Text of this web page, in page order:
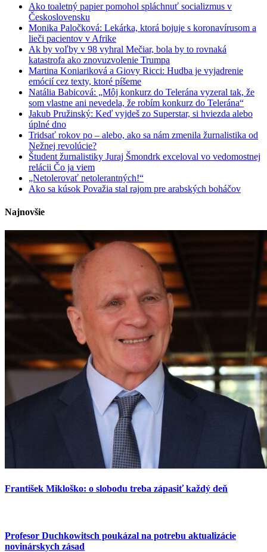
Ako toaletný papier pomohol spláchnuť socializmus v
Československu
Monika Paločková: Lekárka, ktorá bojuje s koronavírusom a
lieči pacientov v Afrike
Ak by voľby v 98 vyhral Mečiar, bola by to rovnaká
katastrofa ako znovuzvolenie Trumpa
Martina Koniariková a Giovy Ricci: Hudba je vyjadrenie
emócií cez texty, ktoré píšeme
Natália Babicová: „Môj konkurz do Telerána vyzeral tak, že
som vlastne ani nevedela, že robím konkurz do Telerána“
Jakub Pružinský: Keď vyjdeš zo Superstar, si hviezda alebo
úplné dno
Tridsať rokov po – alebo, ako sa nám zmenila žurnalistika od
Nežnej revolúcie?
Študent žurnalistiky Juraj Šmondrk exceloval vo vedomostnej
relácii Čo ja viem
„Netolerovať netolerantných!“
Ako sa kúsok Považia stal rajom pre arabských boháčov
Najnovšie
František Mikloško: o slobodu treba zápasiť každý deň
Profesor Duchkowitsch poukázal na potrebu aktualizácie
novinárskych zásad